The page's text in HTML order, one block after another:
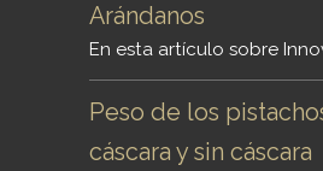
Arándanos
En esta artículo sobre
Peso de los
cáscara y sin cáscara